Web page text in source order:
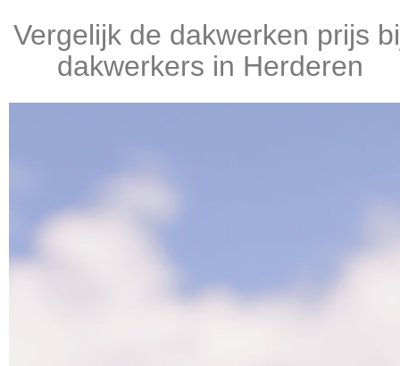
Vergelijk de dakwerken prijs
dakwerkers in Herderen